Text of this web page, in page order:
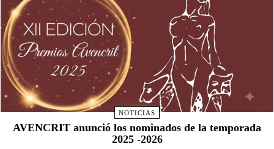
NOTICIAS
AVENCRIT anunció los nominados de la temporada
2025 -2026